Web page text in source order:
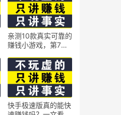
亲测10款真实可靠的
赚钱小游戏，第7款
快手极速版真的能快